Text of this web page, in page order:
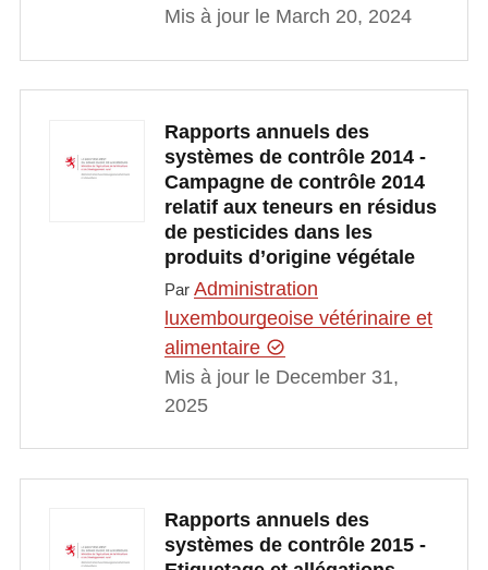
Mis à jour le March 20, 2024
Rapports annuels des
systèmes de contrôle 2014 -
Campagne de contrôle 2014
relatif aux teneurs en résidus
de pesticides dans les
produits d’origine végétale
Par Administration
luxembourgeoise vétérinaire et
alimentaire
Mis à jour le December 31,
2025
Rapports annuels des
systèmes de contrôle 2015 -